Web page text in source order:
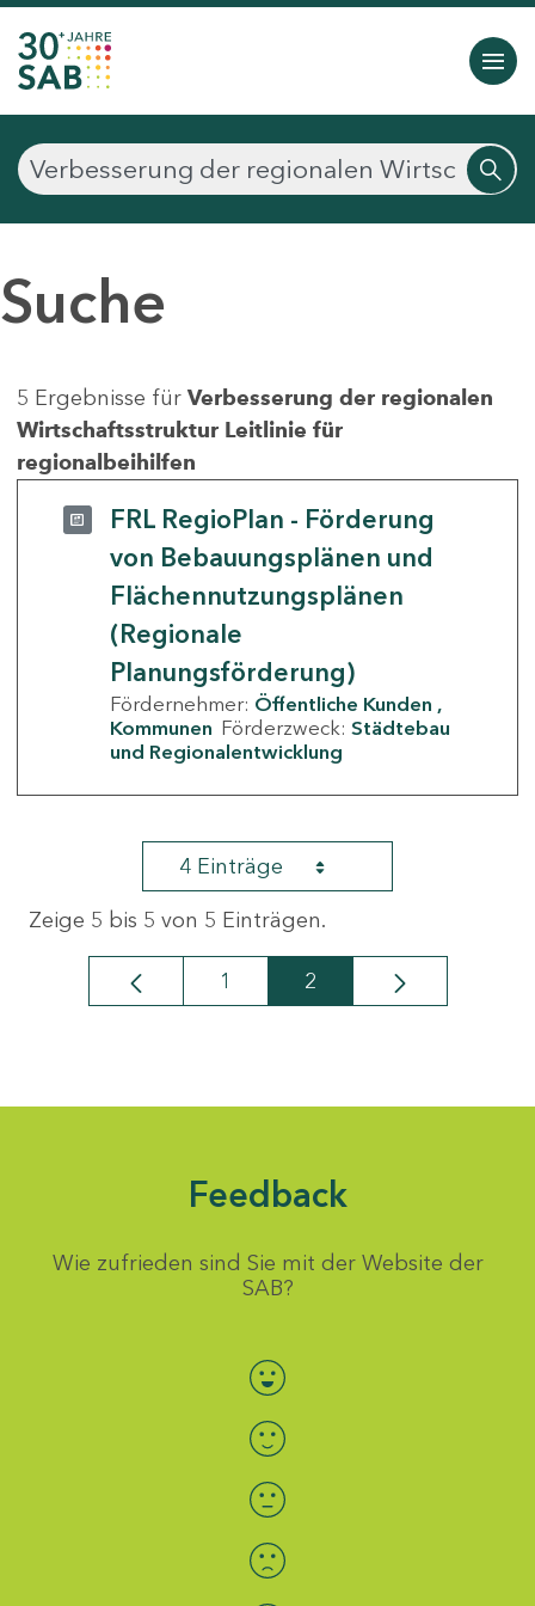
Suche
5 Ergebnisse für Verbesserung der regionalen
Wirtschaftsstruktur Leitlinie für
regionalbeihilfen
FRL RegioPlan - Förderung
von Bebauungsplänen und
Flächennutzungsplänen
(Regionale
Planungsförderung)
Fördernehmer: Öffentliche Kunden
Kommunen Förderzweck: Städtebau
und Regionalentwicklung
4 Einträge
Zeige 5 bis 5 von 5 Einträgen.
Seite
1 Seite
2
Feedback
Wie zufrieden sind Sie mit der Website der
SAB?
Bewertung auswählen